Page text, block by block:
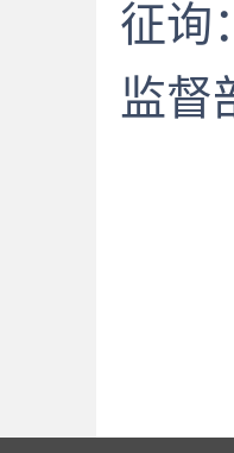
征询：
监督